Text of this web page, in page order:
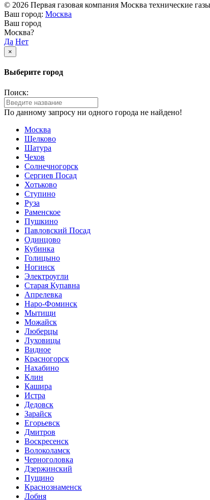
© 2026 Первая газовая компания Москва технические
Ваш город: Москва
Ваш город
Москва?
Да Нет
×
Выберите город
Поиск:
По данному запросу ни одного города не найдено!
Москва
Щелково
Шатура
Чехов
Солнечногорск
Сергиев Посад
Хотьково
Ступино
Руза
Раменское
Пушкино
Павловский Посад
Одинцово
Кубинка
Голицыно
Ногинск
Электроугли
Старая Купавна
Апрелевка
Наро-Фоминск
Мытищи
Можайск
Люберцы
Луховицы
Видное
Красногорск
Нахабино
Клин
Кашира
Истра
Дедовск
Зарайск
Егорьевск
Дмитров
Воскресенск
Волоколамск
Черноголовка
Дзержинский
Пущино
Краснознаменск
Лобня